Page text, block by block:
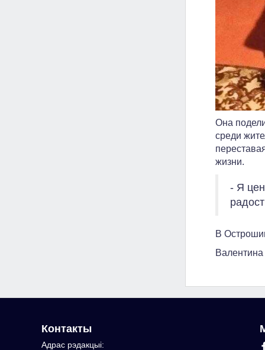
Она
среди
жизни.
- Я
В
Валентина
Контакты
Адрас рэдакцыi: